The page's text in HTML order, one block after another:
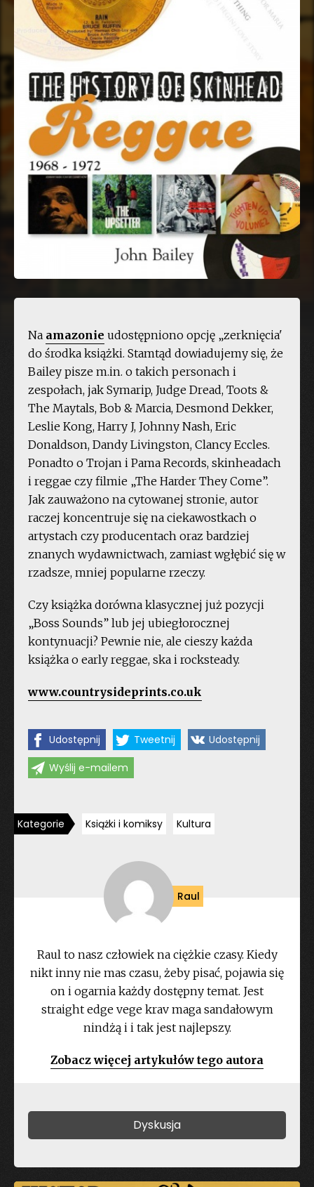
Na amazonie udostępniono opcję „zerknięcia'
do środka książki. Stamtąd dowiadujemy się, że
Bailey pisze m.in. o takich personach i
zespołach, jak Symarip, Judge Dread, Toots &
The Maytals, Bob & Marcia, Desmond Dekker,
Leslie Kong, Harry J, Johnny Nash, Eric
Donaldson, Dandy Livingston, Clancy Eccles.
Ponadto o Trojan i Pama Records, skinheadach
i reggae czy filmie „The Harder They Come”.
Jak zauważono na cytowanej stronie, autor
raczej koncentruje się na ciekawostkach o
artystach czy producentach oraz bardziej
znanych wydawnictwach, zamiast wgłębić się w
rzadsze, mniej popularne rzeczy.
Czy książka dorówna klasycznej już pozycji
„Boss Sounds” lub jej ubiegłorocznej
kontynuacji? Pewnie nie, ale cieszy każda
książka o early reggae, ska i rocksteady.
www.countrysideprints.co.uk
Udostępnij Tweetnij
Udostępnij
Wyślij e-mailem
Kategorie Książki i komiksy Kultura
Raul
Raul to nasz człowiek na ciężkie czasy. Kiedy
nikt inny nie mas czasu, żeby pisać, pojawia się
on i ogarnia każdy dostępny temat. Jest
straight edge vege krav maga sandałowym
nindżą i i tak jest najlepszy.
Zobacz więcej artykułów tego autora
Dyskusja